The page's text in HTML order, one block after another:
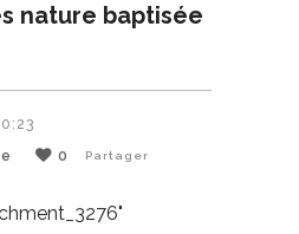
nature baptisée
0 Partager